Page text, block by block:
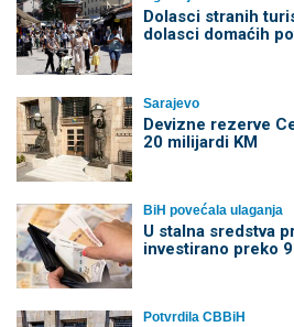
Dolasci stranih
dolasci domaćih
Sarajevo
Devizne rezerve
20 milijardi KM
BiH povećala ulaganja
U stalna sredstva
investirano preko
Potvrdila CBBiH